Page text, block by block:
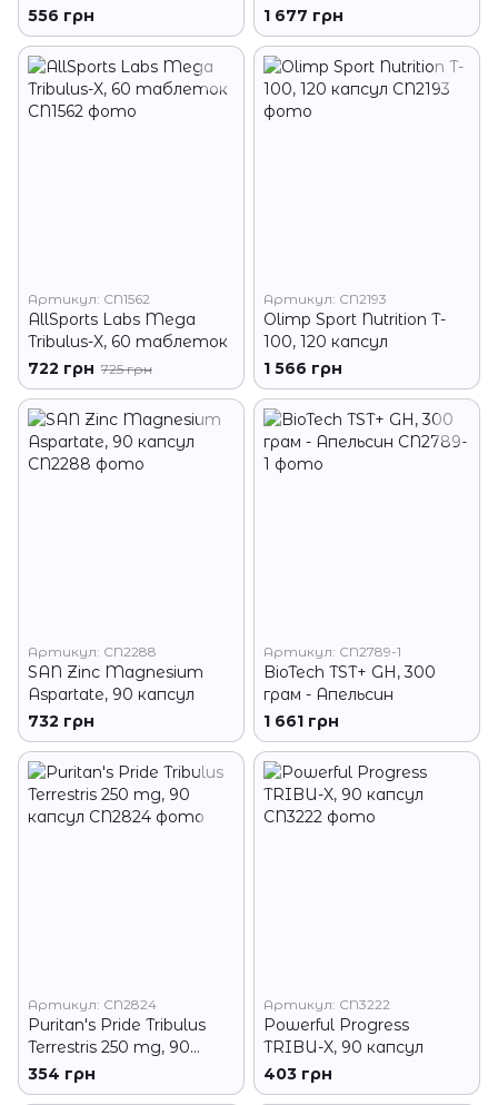
556 грн
1 677 грн
Артикул: CN1562
AllSports Labs Mega
Tribulus-X, 60 таблеток
722 грн 725 грн
Артикул: CN2193
Olimp Sport Nutrition T-
100, 120 капсул
1 566 грн
Артикул: CN2288
SAN Zinc Magnesium
Aspartate, 90 капсул
732 грн
Артикул: CN2789-1
BioTech TST+ GH, 300
грам - Апельсин
1 661 грн
Артикул: CN2824
Puritan's Pride Tribulus
Terrestris 250 mg, 90
капсул
354 грн
Артикул: CN3222
Powerful Progress
TRIBU-X, 90 капсул
403 грн